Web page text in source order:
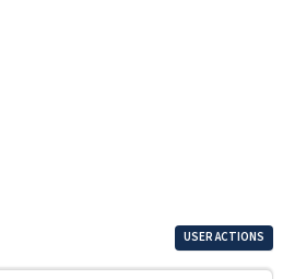
USER ACTIONS